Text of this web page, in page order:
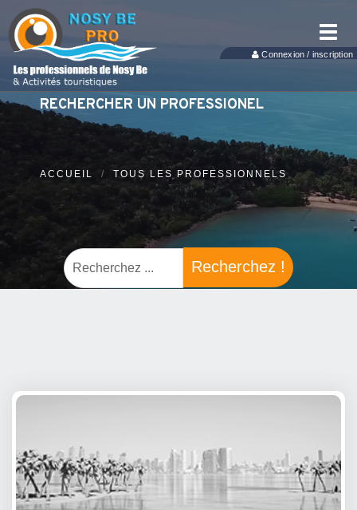
Connexion / inscription
RECHERCHER UN PROFESSIONEL
ACCUEIL TOUS LES PROFESSIONNELS
Recherchez !